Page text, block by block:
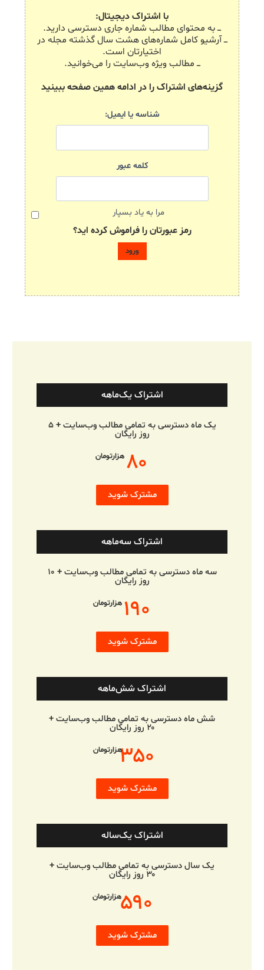
با اشتراک دیجیتال:
ـــ به محتوای مطالب شماره جاری دسترسی دارید.
ـــ آرشیو کامل شماره‌های هشت سال گذشته مجله در
اختیارتان است.
ـــ مطالب ویژه وب‌سایت را می‌خوانید.
گزینه‌های اشتراک را در ادامه همین صفحه ببینید
شناسه یا ایمیل:
کلمه عبور
مرا به یاد بسپار
رمز عبورتان را فراموش کرده اید؟
اشتراک یک‌ماهه
یک ماه دسترسی به تمامی مطالب وب‌سایت + ۵
روز رایگان
۸۰ هزارتومان
مشترک شوید
اشتراک سه‌ماهه
سه ماه دسترسی به تمامی مطالب وب‌سایت + ۱۰
روز رایگان
۱۹۰ هزارتومان
مشترک شوید
اشتراک شش‌ماهه
شش ماه دسترسی به تمامی مطالب وب‌سایت +
۲۰ روز رایگان
۳۵۰هزارتومان
مشترک شوید
اشتراک یک‌ساله
یک سال دسترسی به تمامی مطالب وب‌سایت +
۳۰ روز رایگان
۵۹۰هزارتومان
مشترک شوید